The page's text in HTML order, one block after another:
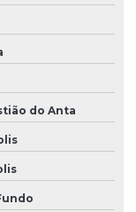
do Anta